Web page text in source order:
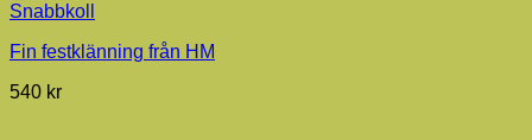
Snabbkoll
Fin festklänning från HM
540 kr